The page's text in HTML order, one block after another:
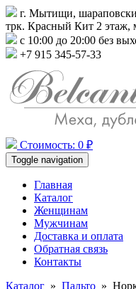
г. Мытищи,
трк. Красный Кит 2 этаж,
с 10:00 до 20:00 без
+7 915 345-57-33
Стоимость: 0 ₽
Toggle navigation
Главная
Каталог
Женщинам
Мужчинам
Доставка и оплата
Обратная связь
Контакты
Каталог » Пальто »